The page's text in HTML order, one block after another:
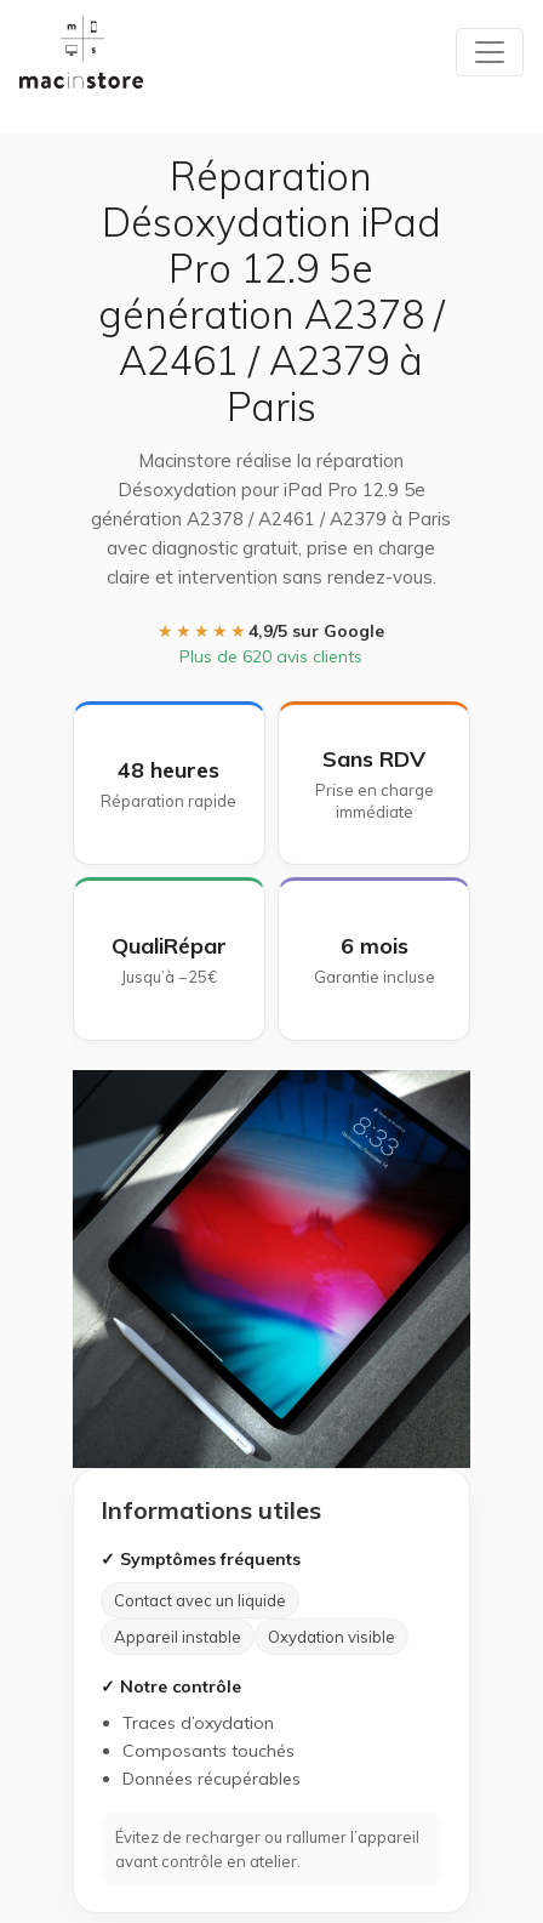
Réparation
Désoxydation iPad
Pro 12.9 5e
génération A2378 /
A2461 / A2379 à
Paris
Macinstore réalise la réparation
Désoxydation pour iPad Pro 12.9 5e
génération A2378 / A2461 / A2379 à Paris
avec diagnostic gratuit, prise en charge
claire et intervention sans rendez-vous.
★★★★★4,9/5 sur Google
Plus de 620 avis clients
48 heures
Réparation rapide
Sans RDV
Prise en charge
immédiate
QualiRépar
Jusqu’à −25€
6 mois
Garantie incluse
Informations utiles
✓ Symptômes fréquents
Contact avec un liquide
Appareil instable
Oxydation visible
✓ Notre contrôle
Traces d’oxydation
Composants touchés
Données récupérables
Évitez de recharger ou rallumer l’appareil
avant contrôle en atelier.